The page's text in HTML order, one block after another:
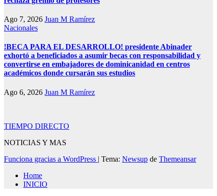
Ago 7, 2026 Juan M Ramírez
Nacionales
!BECA PARA EL DESARROLLO! presidente Abinader
exhortó a beneficiados a asumir becas con responsabilidad y
convertirse en embajadores de dominicanidad en centros
académicos donde cursarán sus estudios
Ago 6, 2026 Juan M Ramírez
TIEMPO DIRECTO
NOTICIAS Y MAS
Funciona gracias a WordPress | Tema: Newsup de Themeansar
Home
INICIO